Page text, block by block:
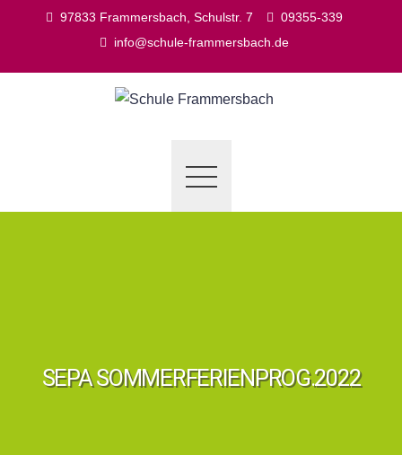
97833 Frammersbach, Schulstr. 7
09355-339
info@schule-frammersbach.de
SEPA SOMMERFERIENPROG.2022